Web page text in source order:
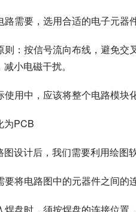
路需要，选用合适的电子元器
则：按信号流向布线，避免交
小电磁干扰。
使用中，应该将整个电路模块
为PCB
图设计后，我们需要利用绘图
要将电路图中的元器件之间的